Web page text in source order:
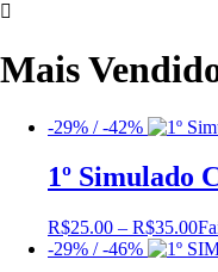
Mais
-29% / -42%
1º Simulado
R$25.00 – R$35.00
-29% / -46%